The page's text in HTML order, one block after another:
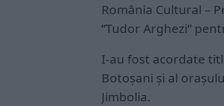
România Cultural –
”Tudor Arghezi”
I-au fost acordate
Botoşani şi al
Jimbolia.